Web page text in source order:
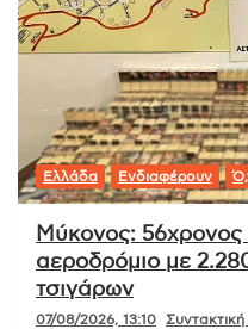
Ελλάδα Ενδιαφέρουν
Μύκονος:
αεροδρόμιο με
τσιγάρων
07/08/2026, 13:10